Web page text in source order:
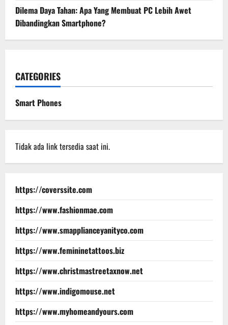
Dilema Daya Tahan: Apa Yang Membuat PC Lebih Awet
Dibandingkan Smartphone?
CATEGORIES
Smart Phones
Tidak ada link tersedia saat ini.
https://coverssite.com
https://www.fashionmae.com
https://www.smapplianceyanityco.com
https://www.femininetattoos.biz
https://www.christmastreetaxnow.net
https://www.indigomouse.net
https://www.myhomeandyours.com